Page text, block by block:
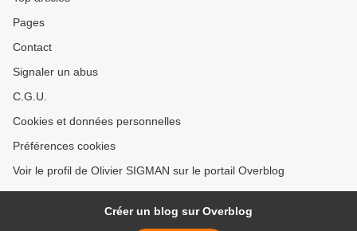
Pages
Contact
Signaler un abus
C.G.U.
Cookies et données personnelles
Préférences cookies
Voir le profil de Olivier SIGMAN sur le portail Overblog
Créer un blog sur Overblog